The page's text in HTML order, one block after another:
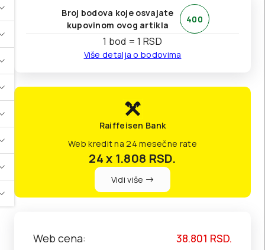
Broj bodova koje osvajate
kupovinom ovog artikla
400
1 bod = 1 RSD
Više detalja o bodovima
Raiffeisen Bank
Web kredit na 24 mesečne rate
24 x 1.808 RSD.
Vidi više
Web cena: 38.801 RSD.